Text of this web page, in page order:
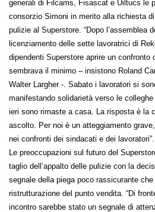
generali di Filcams, Fisascat e Uiltucs le
consorzio Simoni in merito alla richiesta
pulizie al Superstore. “Dopo l’assemblea
licenziamento delle sette lavoratrici di
dipendenti Superstore aprire un
sembrava il minimo – insistono Roland
Walter Largher -. Sabato i lavoratori si
manifestando solidarietà verso le
ieri sono rimaste a casa. La risposta è la
ascolto. Per noi è un atteggiamento
nei confronti dei sindacati e dei lavoratori”.
Le preoccupazioni sul futuro del
taglio dell’appalto delle pulizie con la
segnale della piega poco rassicurante
ristrutturazione del punto vendita. “Di
incontro sarebbe stato un segnale di